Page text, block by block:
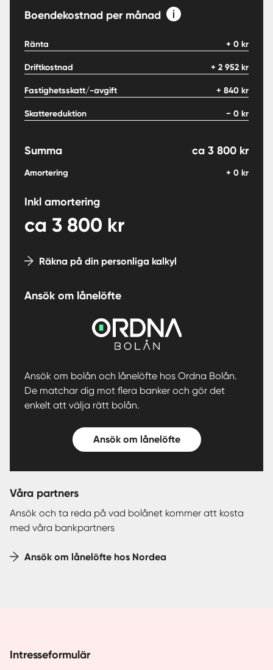
Boendekostnad per månad
Ränta + 0 kr
Driftkostnad + 2 952 kr
Fastighetsskatt/-avgift + 840 kr
Skattereduktion − 0 kr
Summa ca 3 800 kr
Amortering + 0 kr
Inkl amortering
ca 3 800 kr
Räkna på din personliga kalkyl
Ansök om lånelöfte
Ansök om bolån och lånelöfte hos Ordna Bolån.
De matchar dig mot flera banker och gör det
enkelt att välja rätt bolån.
Ansök om lånelöfte
Våra partners
Ansök och ta reda på vad bolånet kommer att kosta
med våra bankpartners
Ansök om lånelöfte hos Nordea
Intresseformulär